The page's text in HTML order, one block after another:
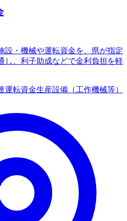
設・機械や運転資金を、県が指定
し、利子助成などで金利負担を軽
運転資金生産設備（工作機械等）